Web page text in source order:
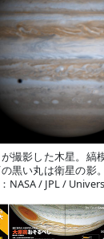
撮影した木星。縞
黒い丸は衛星の影
NASA / JPL /